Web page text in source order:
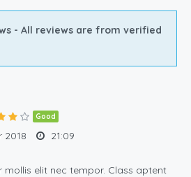
- All reviews are from verified
Good
2018 21:09
mollis elit nec tempor. Class aptent